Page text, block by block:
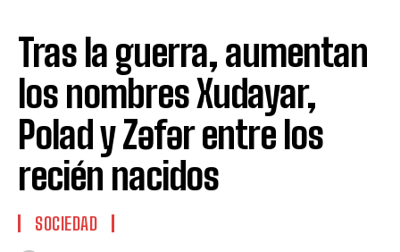
Tras la guerra, aumentan
los nombres Xudayar,
Polad y Zəfər entre los
recién nacidos
SOCIEDAD